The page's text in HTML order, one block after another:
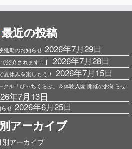
最近の投稿
延期のお知らせ 2026年7月29日
紹介されます！】 2026年7月28日
夏休みを楽しもう！ 2026年7月15日
クル「ぴ～ちくらぶ」＆体験入園 開催のお知らせ
年7月13日
せ 2026年6月25日
アーカイブ
別アーカイブ